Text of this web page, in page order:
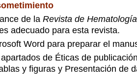
de la Revista de Hematología
adecuado para esta revista.
Word para preparar el
de Éticas de
y figuras y Presentación de